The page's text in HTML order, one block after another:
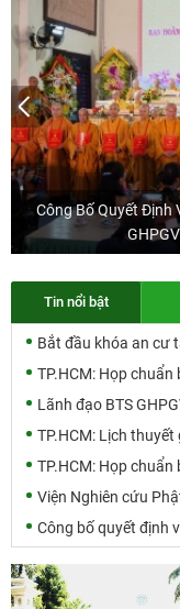
Công Bố Quyết Định
Tin nổi bật
Bắt đầu khóa an cư
TP.HCM: Họp
Lãnh đạo BTS
TP.HCM: Lịch
TP.HCM: Họp
Viện Nghiên cứu Phật học Việt
Công bố quyết định và ra mắt
Lễ Hằng thuận tại